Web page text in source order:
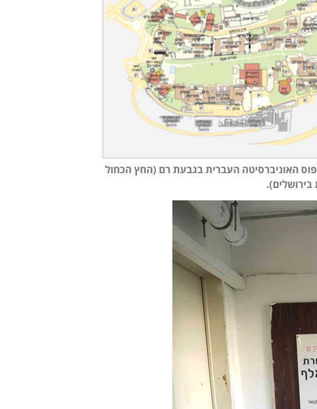
האוניברסיטה העברית בגבעת רם (החץ הכחול